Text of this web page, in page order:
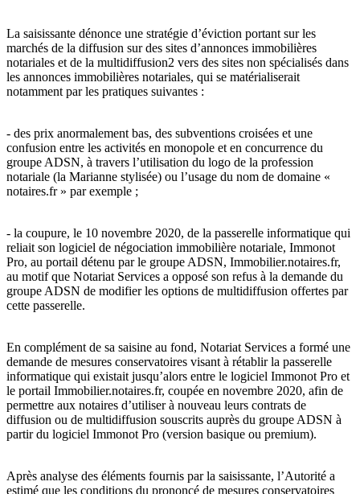
La saisissante dénonce une stratégie d’éviction portant sur les
marchés de la diffusion sur des sites d’annonces immobilières
notariales et de la multidiffusion2 vers des sites non spécialisés dans
les annonces immobilières notariales, qui se matérialiserait
notamment par les pratiques suivantes :
- des prix anormalement bas, des subventions croisées et une
confusion entre les activités en monopole et en concurrence du
groupe ADSN, à travers l’utilisation du logo de la profession
notariale (la Marianne stylisée) ou l’usage du nom de domaine «
notaires.fr » par exemple ;
- la coupure, le 10 novembre 2020, de la passerelle informatique qui
reliait son logiciel de négociation immobilière notariale, Immonot
Pro, au portail détenu par le groupe ADSN, Immobilier.notaires.fr,
au motif que Notariat Services a opposé son refus à la demande du
groupe ADSN de modifier les options de multidiffusion offertes par
cette passerelle.
En complément de sa saisine au fond, Notariat Services a formé une
demande de mesures conservatoires visant à rétablir la passerelle
informatique qui existait jusqu’alors entre le logiciel Immonot Pro et
le portail Immobilier.notaires.fr, coupée en novembre 2020, afin de
permettre aux notaires d’utiliser à nouveau leurs contrats de
diffusion ou de multidiffusion souscrits auprès du groupe ADSN à
partir du logiciel Immonot Pro (version basique ou premium).
Après analyse des éléments fournis par la saisissante, l’Autorité a
estimé que les conditions du prononcé de mesures conservatoires